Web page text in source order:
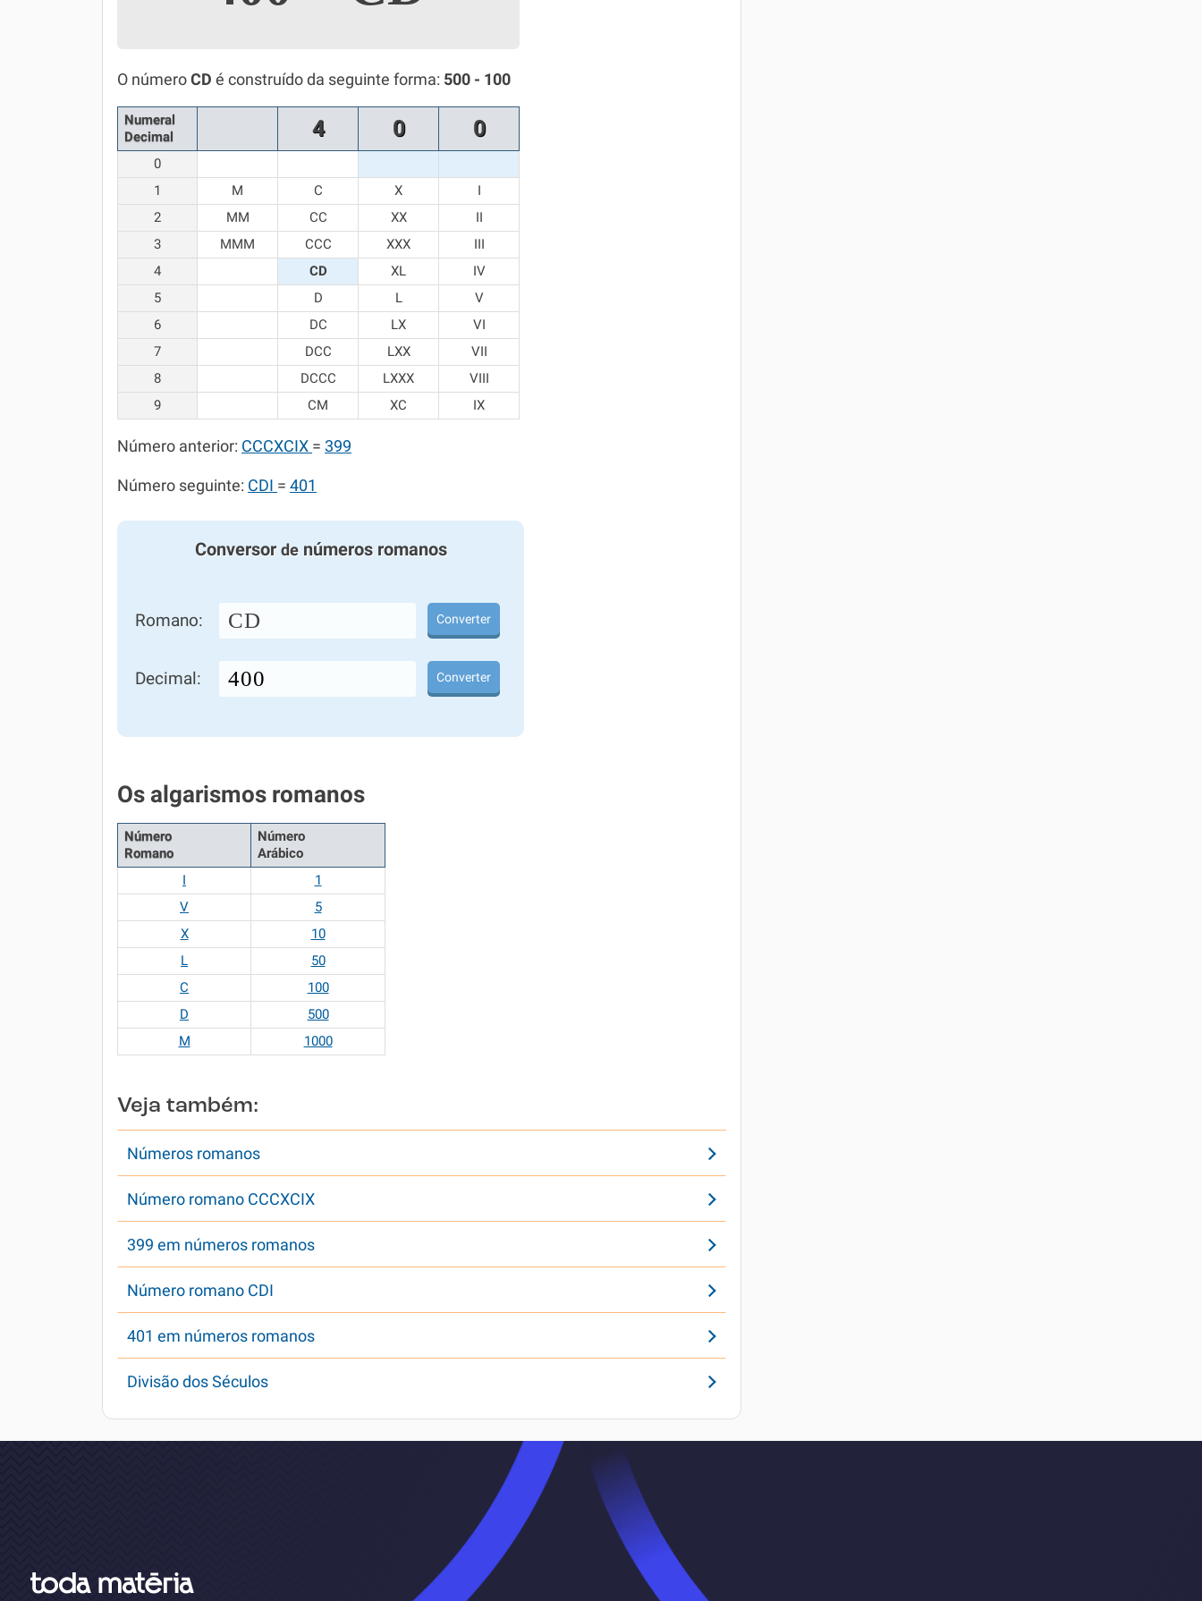
Química
Todos os Exercícios
O número CD é construído da seguinte forma: 500 - 100
Numeral
Decimal
4 0 0
0
1
M C X
I
2
MM CC XX
II
3
MMM CCC XXX
III
4
CD XL
IV
5
D L
V
6
DC LX
VI
7
DCC LXX
VII
8
DCCC LXXX
VIII
9
CM XC IX
Número anterior: CCCXCIX = 399
Número seguinte: CDI = 401
Conversor denúmeros romanos
Romano: CD Converter
Decimal: Converter
Os algarismos romanos
Número
Romano
Número
Arábico
I
1
V
5
X
10
L
50
C
100
D
500
M
1000
Veja também:
Números romanos
Número romano CCCXCIX
399 em números romanos
Número romano CDI
401 em números romanos
Divisão dos Séculos